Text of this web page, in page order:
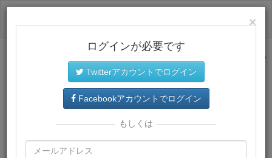
サイトトップに戻る
プレミアム会員では、教材がダウンロードでき、快適な動画
再生環境が提供されます。
×
ログインが必要です
Twitterアカウントでログイン
Facebookアカウントでログイン
もしくは